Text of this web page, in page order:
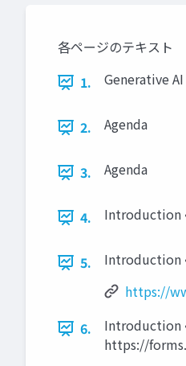
各ページのテキスト
1.
Generative
2. Agenda
3. Agenda
4. Introduction
5.
Introduction
https://
6.
Introduction
https://